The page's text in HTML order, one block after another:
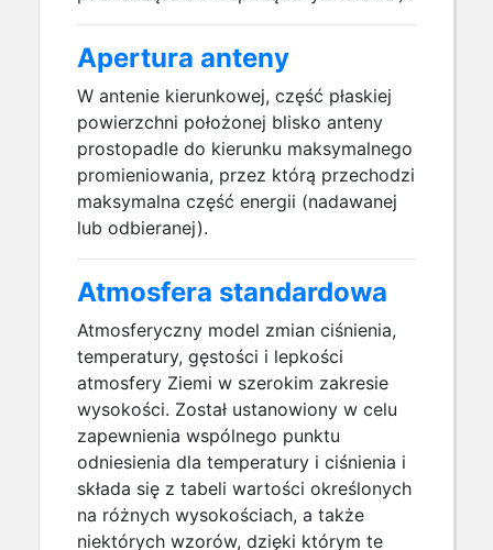
Apertura anteny
W antenie kierunkowej, część płaskiej
powierzchni położonej blisko anteny
prostopadle do kierunku maksymalnego
promieniowania, przez którą przechodzi
maksymalna część energii (nadawanej
lub odbieranej).
Atmosfera standardowa
Atmosferyczny model zmian ciśnienia,
temperatury, gęstości i lepkości
atmosfery Ziemi w szerokim zakresie
wysokości. Został ustanowiony w celu
zapewnienia wspólnego punktu
odniesienia dla temperatury i ciśnienia i
składa się z tabeli wartości określonych
na różnych wysokościach, a także
niektórych wzorów, dzięki którym te